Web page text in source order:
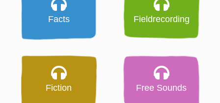
Facts Fieldrecording
Fiction Free Sounds